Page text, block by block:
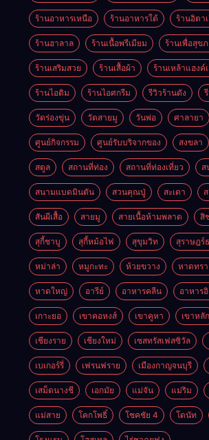
ร้านอาหารเหนือ ร้านอาหารใต้ ร้านอิตา
ร้านฮาลาล ร้านเนื้อพรีเมียม ร้านเพื่อสุข
ร้านเสริมสวย ร้านเสื้อผ้า ร้านเหล้าแฮงค์
ร้านไอติม ร้านไอศกรีม รีวิวร้านดัง
วัดร่องขุ่น วัดสายมู วันพ่อ ศาลายา
ศูนย์กิจกรรม ศูนย์รับบริจากของ สงขลา
สตูล สถานที่ท่อง สถานที่ท่องเที่ยว ส
สนามแบดมินตัน สวนคุณปู่ สะเดา
สันผีเสื้อ สายมู สายเนื้อห้ามพลาด สิ
สุกี้ชาบู สุกี้หม้อไฟ สุขุมวิท สุราษฎร์
หม่าล่า หมูกะทะ ห้วยขวาง หาดทร
หาดใหญ่ อารีย์ อาหารคลีน อาหาร
เกาะยอ เขาคอหงส์ เขาคูหา เขาหลัก
เชียงราย เชียงใหม่ เซสทรัสเฟสซิวัล
เบเกอร์รี่ เฟรนฟราย เมืองกาญจนบุรี
เสม็ดนางชี เอกมัย แม่จัน แม่ริม
แม่สาย โคกโพธิ์ โชคชัย 4 โดนัท